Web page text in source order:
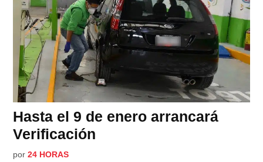
Hasta el 9 de enero arrancará
Verificación
por 24 HORAS